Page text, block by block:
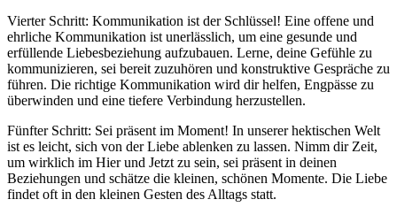
Vierter Schritt: Kommunikation ist der Schlüssel! Eine offene und
ehrliche Kommunikation ist unerlässlich, um eine gesunde und
erfüllende Liebesbeziehung aufzubauen. Lerne, deine Gefühle zu
kommunizieren, sei bereit zuzuhören und konstruktive Gespräche zu
führen. Die richtige Kommunikation wird dir helfen, Engpässe zu
überwinden und eine tiefere Verbindung herzustellen.
Fünfter Schritt: Sei präsent im Moment! In unserer hektischen Welt
ist es leicht, sich von der Liebe ablenken zu lassen. Nimm dir Zeit,
um wirklich im Hier und Jetzt zu sein, sei präsent in deinen
Beziehungen und schätze die kleinen, schönen Momente. Die Liebe
findet oft in den kleinen Gesten des Alltags statt.